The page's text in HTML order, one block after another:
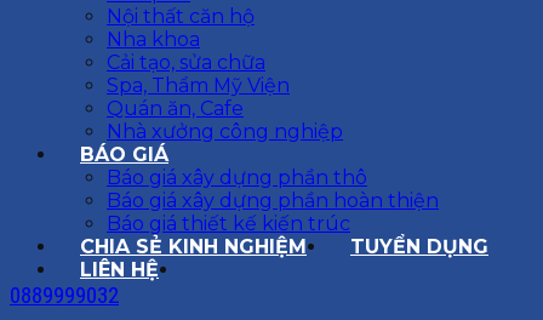
Nội thất căn hộ
Nha khoa
Cải tạo, sửa chữa
Spa, Thẩm Mỹ Viện
Quán ăn, Cafe
Nhà xưởng công nghiệp
BÁO GIÁ
Báo giá xây dựng phần thô
Báo giá xây dựng phần hoàn thiện
Báo giá thiết kế kiến trúc
CHIA SẺ KINH NGHIỆM
TUYỂN DỤNG
LIÊN HỆ
0889999032